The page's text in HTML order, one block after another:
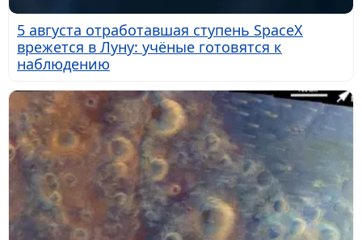
5 августа отработавшая ступень SpaceX
врежется в Луну: учёные готовятся к
наблюдению